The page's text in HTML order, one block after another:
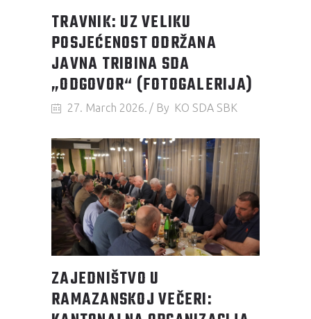
TRAVNIK: UZ VELIKU
POSJEĆENOST ODRŽANA
JAVNA TRIBINA SDA
„ODGOVOR“ (FOTOGALERIJA)
27. March 2026. By KO SDA SBK
ZAJEDNIŠTVO U
RAMAZANSKOJ VEČERI: